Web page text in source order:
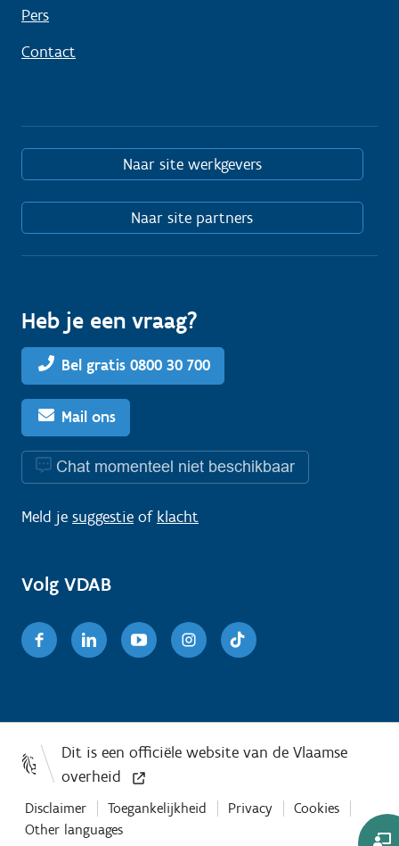
Pers
Contact
Naar site werkgevers
Naar site partners
Heb je een vraag?
Bel gratis 0800 30 700
Mail ons
Chat momenteel niet beschikbaar
Meld je suggestie of klacht
Volg VDAB
FacebookLinkedinYoutubeInstagram
Disclaimer Toegankelijkheid Privacy
Cookies
Other languages